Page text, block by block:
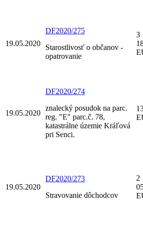
19.05.2020
DF2020/275
Starostlivosť o občanov -
opatrovanie
3
19.05.2020
DF2020/274
znalecký posudok na parc.
reg. "E" parc.č. 78,
katastrálne územie Kráľová
pri Senci.
19.05.2020
DF2020/273
Stravovanie dôchodcov
2